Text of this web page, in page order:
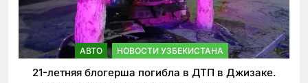
АВТО НОВОСТИ УЗБЕКИСТАНА
21-летняя блогерша погибла в ДТП в Джизаке.